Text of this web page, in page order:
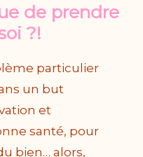
de prendre
?!
particulier
un but
et
santé, pour
bien… alors,